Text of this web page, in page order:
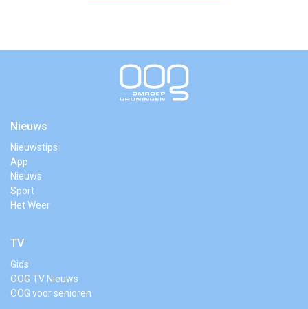
Nieuws
Nieuwstips
App
Nieuws
Sport
Het Weer
TV
Gids
OOG TV Nieuws
OOG voor senioren